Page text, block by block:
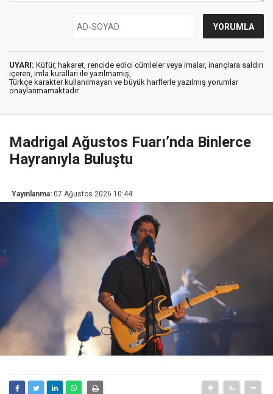
UYARI: Küfür, hakaret, rencide edici cümleler veya imalar, inançlara saldırı
içeren, imla kuralları ile yazılmamış,
Türkçe karakter kullanılmayan ve büyük harflerle yazılmış yorumlar
onaylanmamaktadır.
Madrigal Ağustos Fuarı’nda Binlerce
Hayranıyla Buluştu
Yayınlanma: 07 Ağustos 2026 10:44